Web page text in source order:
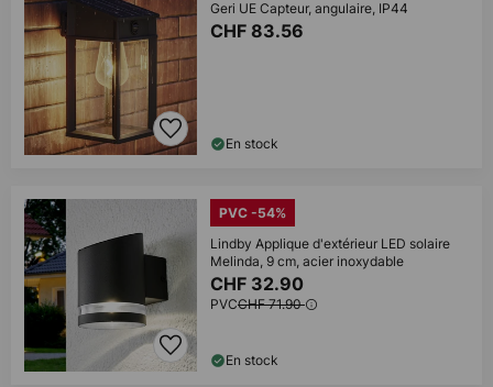
Geri UE Capteur, angulaire, IP44
CHF 83.56
En stock
PVC -54%
Lindby Applique d'extérieur LED solaire
Melinda, 9 cm, acier inoxydable
CHF 32.90
PVCCHF 71.90
En stock